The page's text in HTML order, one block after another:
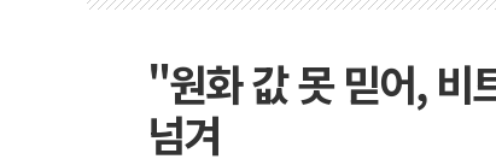
"원화 값 못 믿어, 비
넘겨